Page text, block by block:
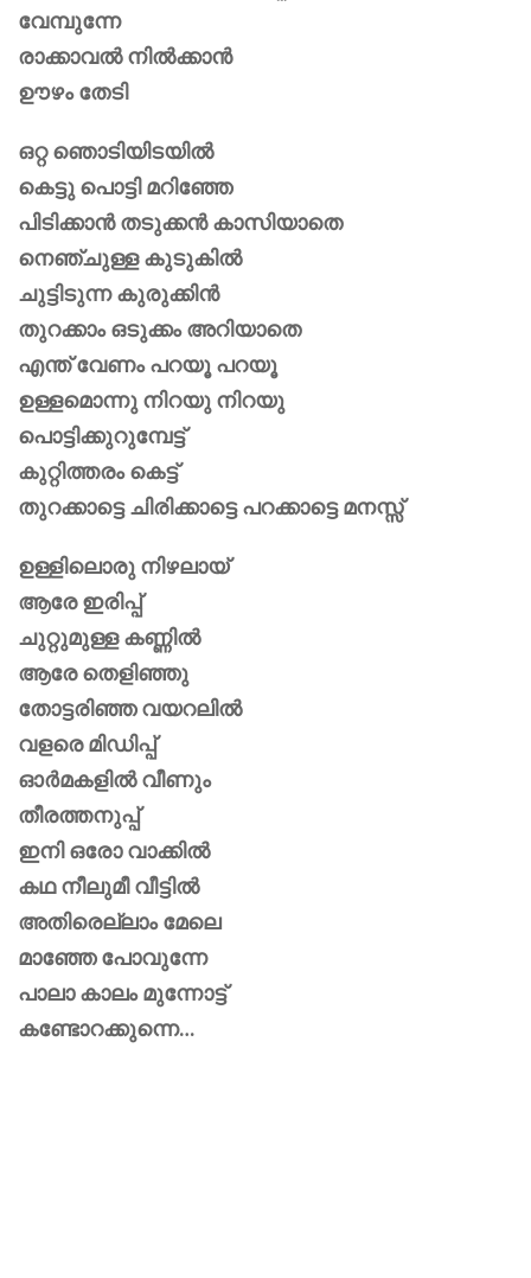
വേമ്പുന്നേ
രാക്കാവൽ നിൽക്കാൻ
ഊഴം തേടി
ഒറ്റ ഞൊടിയിടയിൽ
കെട്ടു പൊട്ടി മറിഞ്ഞേ
പിടിക്കാൻ തടുക്കൻ കാസിയാതെ
നെഞ്ചുള്ള കുടുകിൽ
ചുട്ടിടുന്ന കുരുക്കിൻ
തുറക്കാം ഒടുക്കം അറിയാതെ
എന്ത് വേണം പറയൂ പറയൂ
ഉള്ളമൊന്നു നിറയു നിറയു
പൊട്ടിക്കുറുമ്പേട്ട്
കുറ്റിത്തരം കെട്ട്
തുറക്കാട്ടെ ചിരിക്കാട്ടെ പറക്കാട്ടെ മനസ്സ്
ഉള്ളിലൊരു നിഴലായ്
ആരേ ഇരിപ്പ്
ചുറ്റുമുള്ള കണ്ണിൽ
ആരേ തെളിഞ്ഞു
തോട്ടരിഞ്ഞ വയറലിൽ
വളരെ മിഡിപ്പ്
ഓർമകളിൽ വീണും
തീരത്തനുപ്പ്
ഇനി ഒരോ വാക്കിൽ
കഥ നീലുമീ വീട്ടിൽ
അതിരെല്ലാം മേലെ
മാഞ്ഞേ പോവുന്നേ
പാലാ കാലം മുന്നോട്ട്
കണ്ടോറക്കുന്നെ…